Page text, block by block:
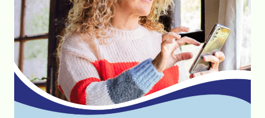
VEEL
KORTER
DAN
VAN
ISOLEREN